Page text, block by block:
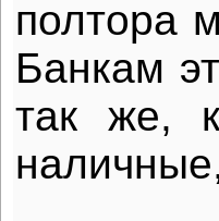
полтора
Банкам
так же,